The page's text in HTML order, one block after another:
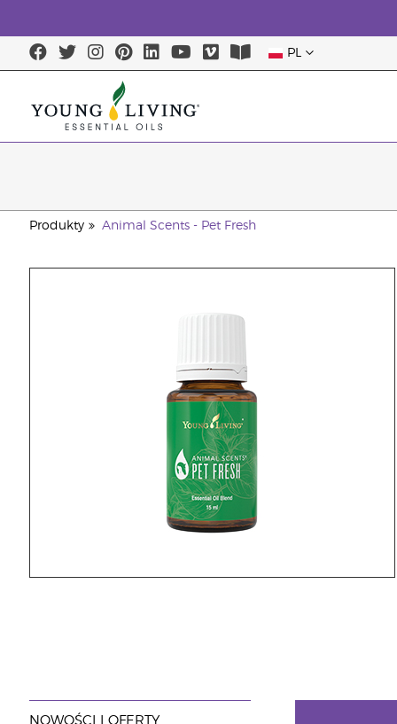
PL
Produkty Animal Scents - Pet Fresh
NOWOŚCI I OFERTY